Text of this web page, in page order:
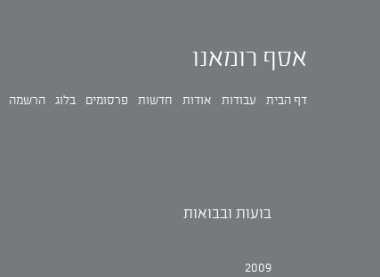
אסף רומאנו
דף הבית עבודות אודות חדשות פרסומים בלוג הרשמה
בועות ובבואות
2009